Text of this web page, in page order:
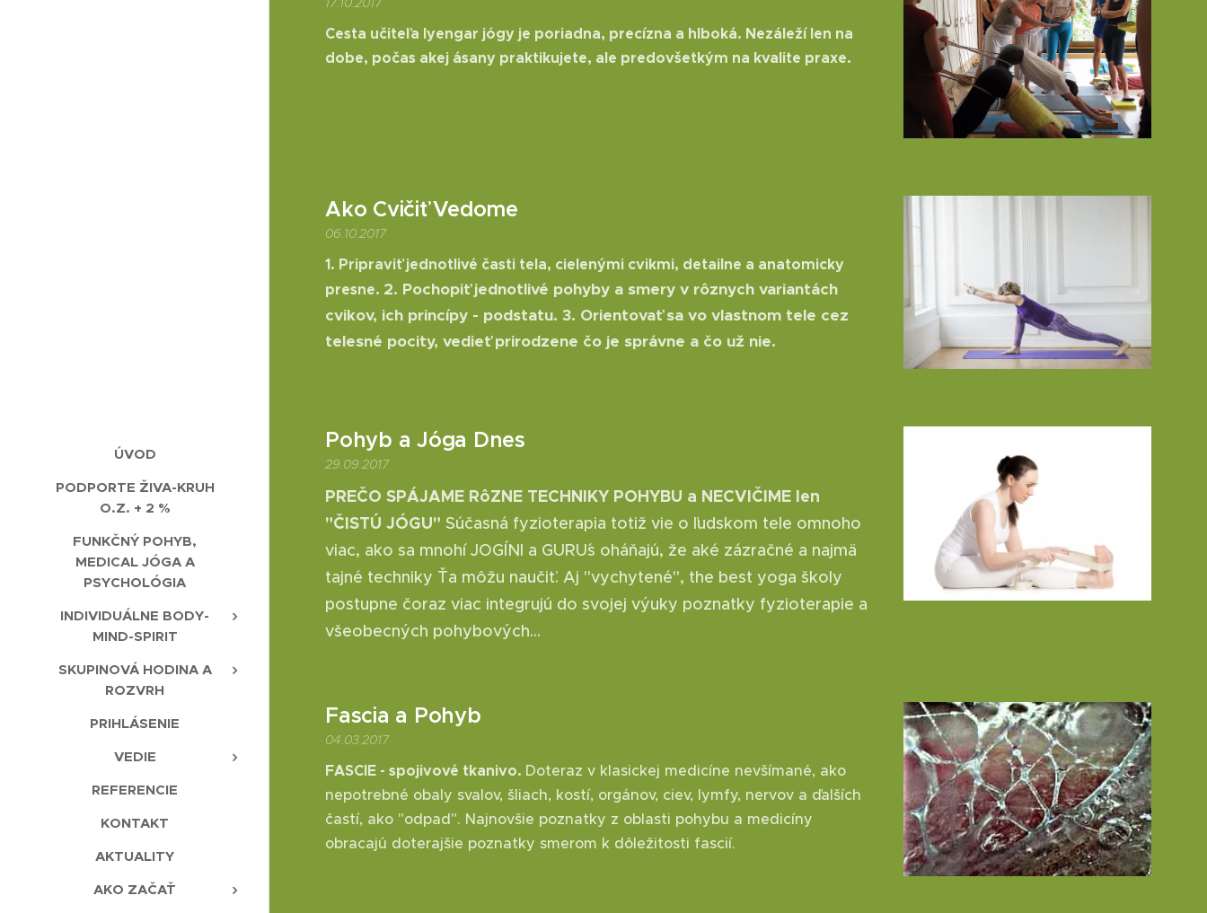
ÚVOD
PODPORTE ŽIVA-KRUH
O.Z. + 2 %
FUNKČNÝ POHYB,
MEDICAL JÓGA A
PSYCHOLÓGIA
INDIVIDUÁLNE BODY-
MIND-SPIRIT
SKUPINOVÁ HODINA A
ROZVRH
PRIHLÁSENIE
VEDIE
REFERENCIE
KONTAKT
AKTUALITY
AKO ZAČAŤ
Cesta učiteľa Iyengar jógy je poriadna, precízna a hlboká. Nezáleží len na
dobe, počas akej ásany praktikujete, ale predovšetkým na kvalite praxe.
Ako Cvičiť Vedome
06.10.2017
1. Pripraviť jednotlivé časti tela, cielenými cvikmi, detailne a anatomicky
presne. 2. Pochopiť jednotlivé pohyby a smery v rôznych variantách
cvikov, ich princípy - podstatu. 3. Orientovať sa vo vlastnom tele cez
telesné pocity, vedieť prirodzene čo je správne a čo už nie.
Pohyb a Jóga Dnes
29.09.2017
PREČO SPÁJAME RôZNE TECHNIKY POHYBU a NECVIČIME len
"ČISTÚ JÓGU" Súčasná fyzioterapia totiž vie o ľudskom tele omnoho
viac, ako sa mnohí JOGÍNI a GURU´s oháňajú, že aké zázračné a najmä
tajné techniky Ťa môžu naučiť. Aj "vychytené", the best yoga školy
postupne čoraz viac integrujú do svojej výuky poznatky fyzioterapie a
všeobecných pohybových...
Fascia a Pohyb
04.03.2017
FASCIE - spojivové tkanivo. Doteraz v klasickej medicíne nevšímané, ako
nepotrebné obaly svalov, šliach, kostí, orgánov, ciev, lymfy, nervov a ďalších
častí, ako "odpad". Najnovšie poznatky z oblasti pohybu a medicíny
obracajú doterajšie poznatky smerom k dôležitosti fascií.